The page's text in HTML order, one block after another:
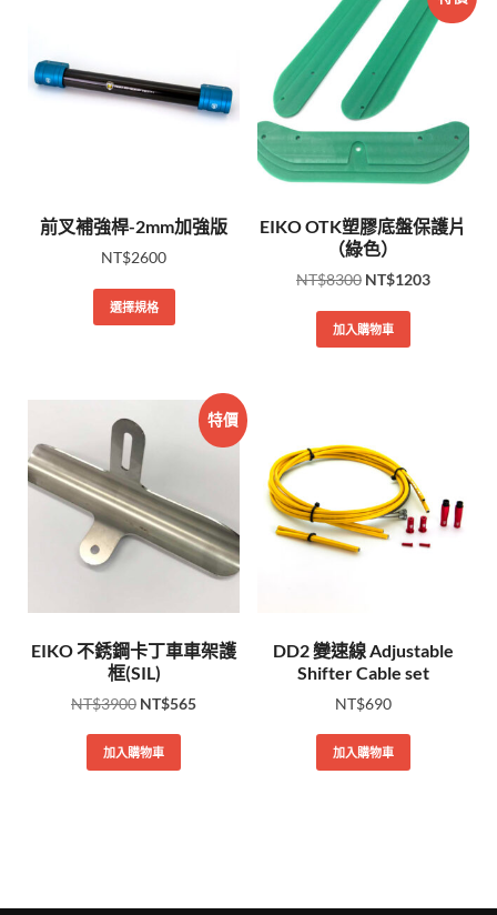
前叉補強桿-2mm加強版
NT$2600
選擇規格
EIKO OTK塑膠底盤保護片
（綠色）
NT$8300 NT$1203
加入購物車
特價
EIKO 不銹鋼卡丁車車架護
框(SIL)
NT$3900 NT$565
加入購物車
DD2 變速線 Adjustable
Shifter Cable set
NT$690
加入購物車